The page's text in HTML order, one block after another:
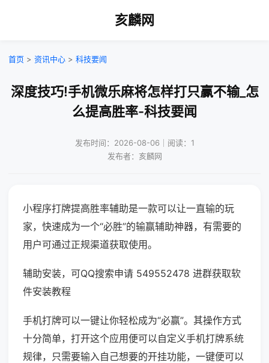
亥麟网
首页 > 资讯中心 > 科技要闻
深度技巧!手机微乐麻将怎样打只赢不输_怎
么提高胜率-科技要闻
发布时间：2026-08-06｜阅读：1
发布者：亥麟网
小程序打牌提高胜率辅助是一款可以让一直输的玩
家，快速成为一个“必胜”的输赢辅助神器，有需要的
用户可通过正规渠道获取使用。
辅助安装，可QQ搜索申请 549552478 进群获取软
件安装教程
手机打牌可以一键让你轻松成为“必赢”。其操作方式
十分简单，打开这个应用便可以自定义手机打牌系统
规律，只需要输入自己想要的开挂功能，一键便可以